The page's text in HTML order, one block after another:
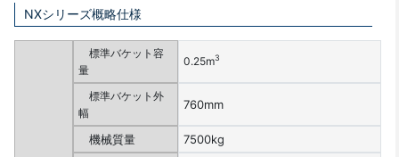
NXシリーズ概略仕様
標準バケット容
量
0.25m3
標準バケット外
幅
760mm
機械質量
7500kg